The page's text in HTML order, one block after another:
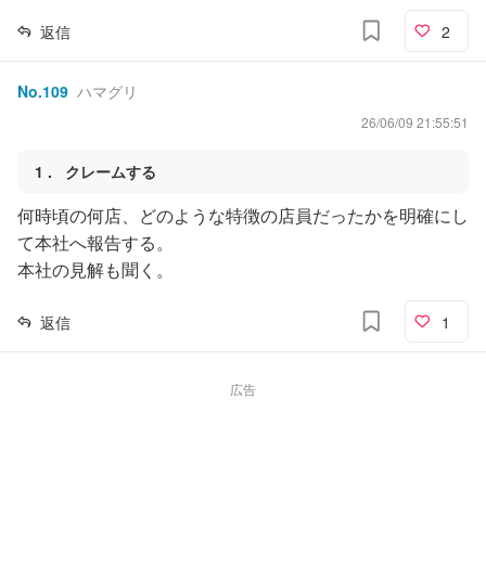
返信 2
No.109 ハマグリ
26/06/09 21:55:51
1 クレームする
何時頃の何店、どのような特徴の店員だったかを明確にし
て本社へ報告する。
本社の見解も聞く。
返信 1
広告